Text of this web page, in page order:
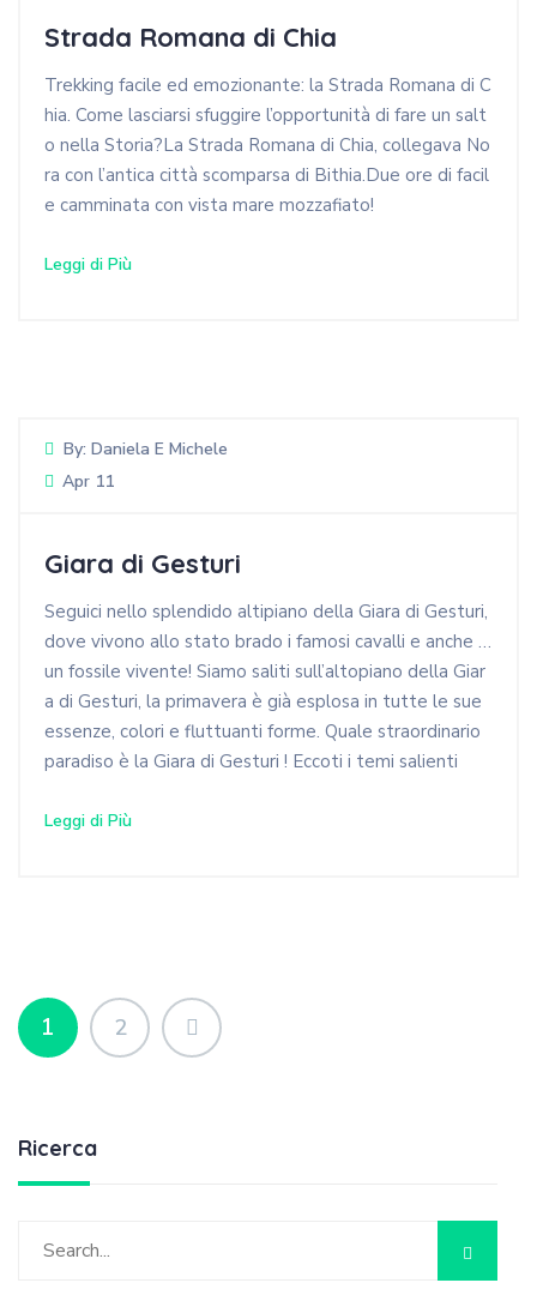
Strada Romana di Chia
Trekking facile ed emozionante: la Strada Romana di C
hia. Come lasciarsi sfuggire l’opportunità di fare un salt
o nella Storia?La Strada Romana di Chia, collegava No
ra con l’antica città scomparsa di Bithia.Due ore di facil
e camminata con vista mare mozzafiato!
Leggi di Più
By: Daniela E Michele
Apr 11
Giara di Gesturi
Seguici nello splendido altipiano della Giara di Gesturi,
dove vivono allo stato brado i famosi cavalli e anche …
un fossile vivente! Siamo saliti sull’altopiano della Giar
a di Gesturi, la primavera è già esplosa in tutte le sue
essenze, colori e fluttuanti forme. Quale straordinario
paradiso è la Giara di Gesturi ! Eccoti i temi salienti
Leggi di Più
1 2
Ricerca